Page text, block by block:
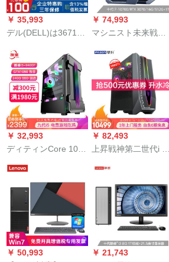
成机です。
￥ 35,993
デル(DELL)は3671ビ
ー/GT 710-2 Gグラフ
ティックスです。
￥ 74,993
マシニスト未来戦舰II
(十代i 7-0700 16 G
512 G SSD+1 T RTX
3070 G)
￥ 32,993
ディティンCore 10代
i 5/i 7-0700 F 8コア
ディテックス本台フ
ルセット6 Gグラッド
フィットフィット6 G
グラフティスティッ
クスティックセット
4(i 5-0400+F 1066)
￥ 82,493
上昇戦神第二世代i 9
画後期ディザック水
冷ゲームディック台
湾整機試合パン【新
品】10代i 9 RTX
3060 Ti
￥ 50,993
￥ 21,743